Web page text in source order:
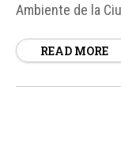
Ambiente de la
iniciativa no solo
READ MORE